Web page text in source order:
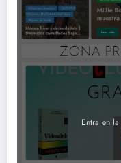
Entra en